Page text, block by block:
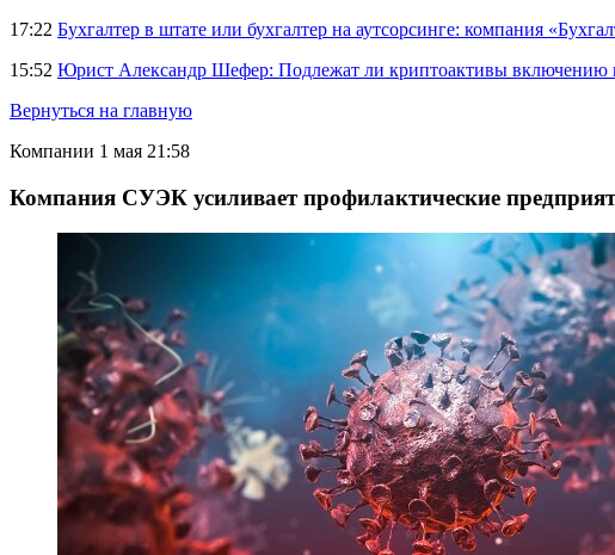
17:22 Бухгалтер в штате или бухгалтер на аутсорсинге: компания
15:52 Юрист Александр Шефер: Подлежат ли криптоактивы включению
Вернуться на главную
Компании 1 мая 21:58
Компания СУЭК усиливает профилактические